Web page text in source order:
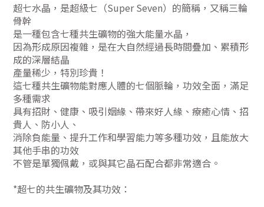
超七水晶，是超級七（Super Seven）的簡稱，又稱三輪
骨幹
是一種包含七種共生礦物的強大能量水晶，
因為形成原因複雜，是在大自然經過長時間疊加、累積形
成的深層結晶
產量稀少，特別珍貴！
這七種共生礦物能對應人體的七個脈輪，功效全面，滿足
多種需求
具有招財、健康、吸引姻緣、帶來好人緣、療癒心情、招
貴人、防小人、
消除負能量、提升工作和學習能力等多種功效，且能放大
其他手串的功效
不管是單獨佩戴，或與其它晶石配合都非常適合。
*超七的共生礦物及其功效：